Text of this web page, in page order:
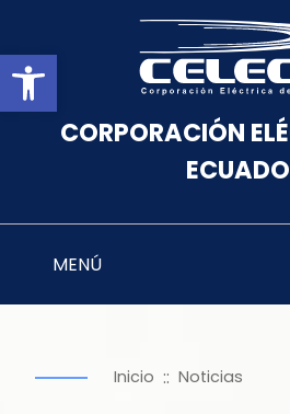
Abrir barra de
CORPORACIÓN
MENÚ
Inicio :: Noticias